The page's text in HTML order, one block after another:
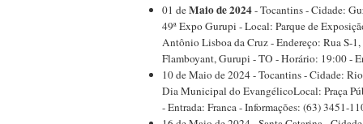
01 deMaio de 2024- Tocantins - Cidade:
49ª Expo Gurupi - Local: Parque de
Antônio Lisboa da Cruz - Endereço: Rua S-
Flamboyant, Gurupi - TO - Horário: 19:00 -
10 de Maio de 2024 - Tocantins - Cidade:
Dia Municipal do EvangélicoLocal: Praça
- Entrada: Franca - Informações: (63) 3451-